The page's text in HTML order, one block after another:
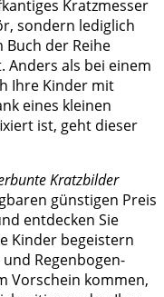
Kratzmesser
sondern lediglich
Buch der Reihe
Anders als bei einem
Ihre Kinder mit
eines kleinen
ist, geht dieser
Kratzbilder
günstigen Preis
entdecken Sie
Kinder begeistern
Regenbogen-
Vorschein kommen,